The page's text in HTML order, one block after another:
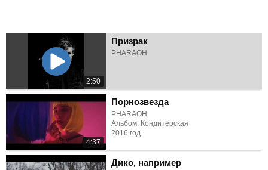
2:50
Призрак
PHARAOH
4:37
Порнозвезда
PHARAOH
Альбом: Кондитерская
2016 год
Дико, например